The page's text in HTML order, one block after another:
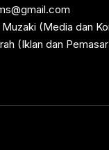
(Media dan
(Iklan dan